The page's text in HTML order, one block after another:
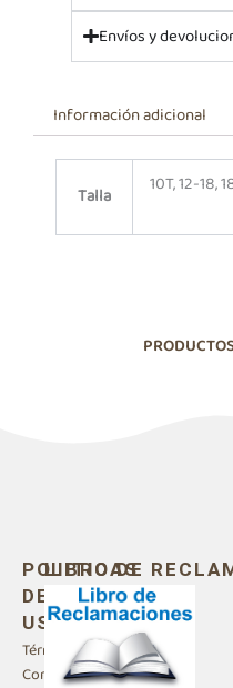
Envíos y
Información adicional
Talla 10T, 12-18,
POLITICAS
DE
USO
Términos y
Condiciones
LIBRO DE